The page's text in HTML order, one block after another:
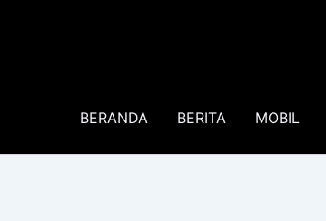
BERANDA BERITA MOBIL